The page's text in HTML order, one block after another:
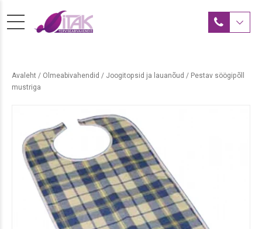
Avaleht / Olmeabivahendid / Joogitopsid ja lauanõud / Pestav söögipõll
mustriga